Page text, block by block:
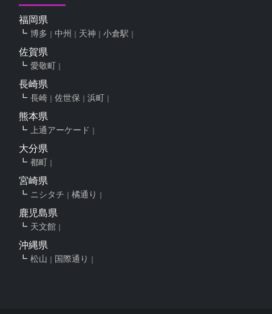
福岡県
博多 中州 天神 小倉駅
佐賀県
愛敬町
長崎県
長崎 佐世保 浜町
熊本県
上通アーケード
大分県
都町
宮崎県
ニシタチ 橘通り
鹿児島県
天文館
沖縄県
松山 国際通り